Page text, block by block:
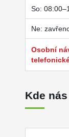
So:
Ne:
Osobní
Kde